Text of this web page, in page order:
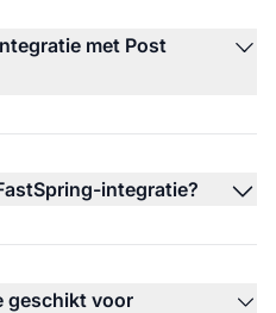
met Post
integratie?
geschikt voor